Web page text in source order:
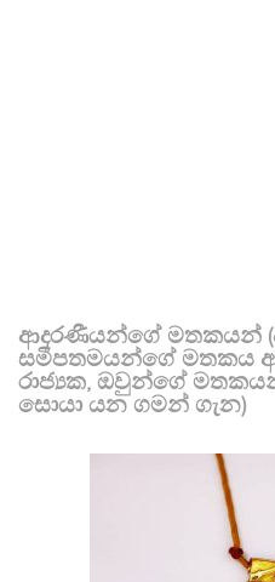
ආදරණීයන්ගේ මතකයන්
සමීපතමයන්ගේ මතකය
රාජ්‍යක, ඔවුන්ගේ
සොයා යන ගමන් ගැන)